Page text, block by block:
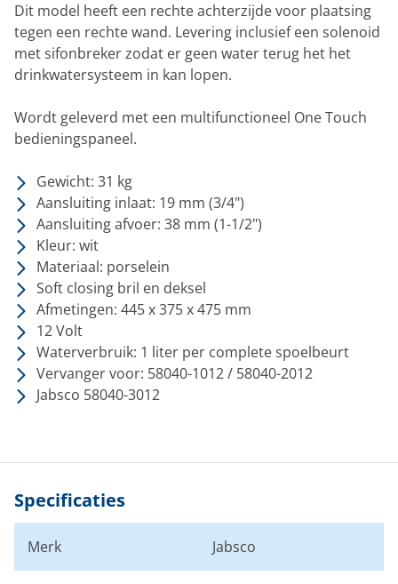
Dit model heeft een rechte achterzijde voor plaatsing
tegen een rechte wand. Levering inclusief een solenoid
met sifonbreker zodat er geen water terug het het
drinkwatersysteem in kan lopen.
Wordt geleverd met een multifunctioneel One Touch
bedieningspaneel.
Gewicht: 31 kg
Aansluiting inlaat: 19 mm (3/4")
Aansluiting afvoer: 38 mm (1-1/2")
Kleur: wit
Materiaal: porselein
Soft closing bril en deksel
Afmetingen: 445 x 375 x 475 mm
12 Volt
Waterverbruik: 1 liter per complete spoelbeurt
Vervanger voor: 58040-1012 / 58040-2012
Jabsco 58040-3012
Specificaties
Merk Jabsco